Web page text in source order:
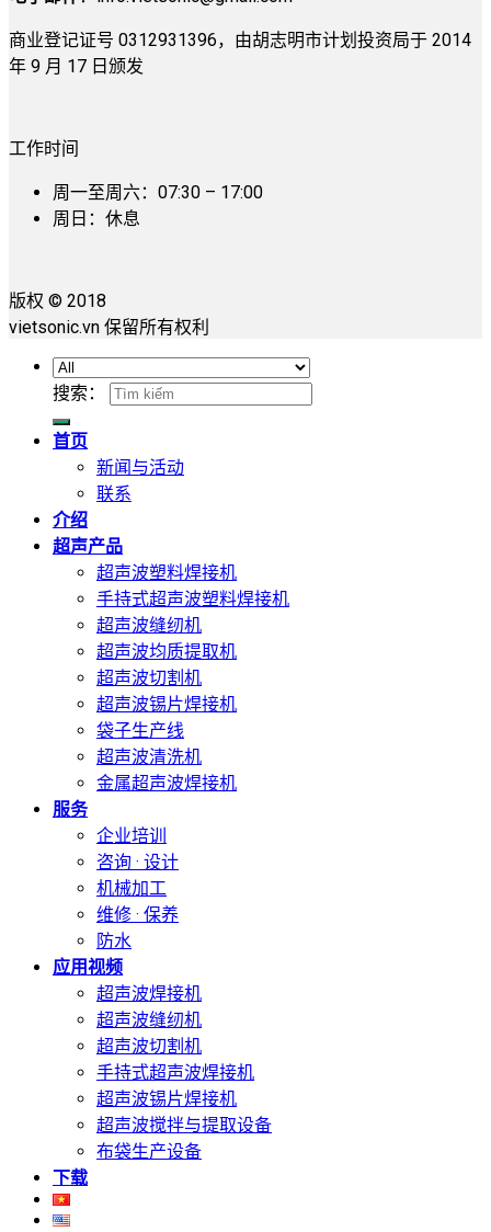
商业登记证号 0312931396，由胡志明市计划投资局于 2014
年 9 月 17 日颁发
工作时间
周一至周六：07:30 – 17:00
周日：休息
版权 © 2018
vietsonic.vn 保留所有权利
搜索：
首页
新闻与活动
联系
介绍
超声产品
超声波塑料焊接机
手持式超声波塑料焊接机
超声波缝纫机
超声波均质提取机
超声波切割机
超声波锡片焊接机
袋子生产线
超声波清洗机
金属超声波焊接机
服务
企业培训
咨询 · 设计
机械加工
维修 · 保养
防水
应用视频
超声波焊接机
超声波缝纫机
超声波切割机
手持式超声波焊接机
超声波锡片焊接机
超声波搅拌与提取设备
布袋生产设备
下载